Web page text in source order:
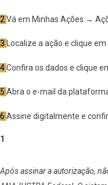
2 Vá em Minhas Ações →
3 Localize a ação e clique em
4Confira os dados e clique
5 Abra o e-mail da
6 Assine digitalmente e
Após assinar a autorização,